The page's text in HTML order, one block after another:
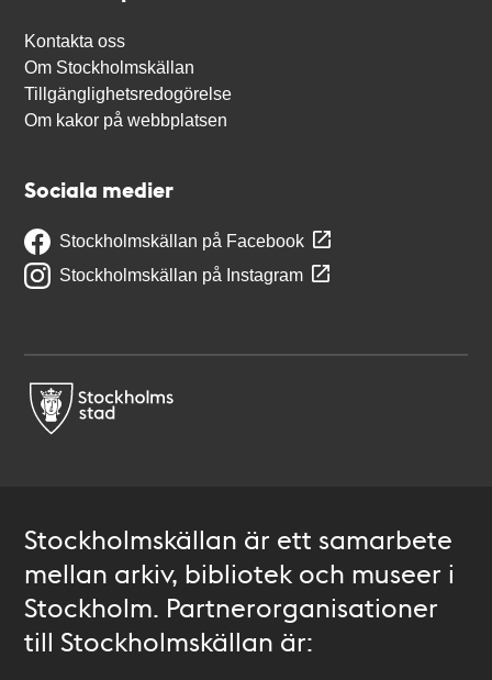
Kontakta oss
Om Stockholmskällan
Tillgänglighetsredogörelse
Om kakor på webbplatsen
Sociala medier
Stockholmskällan på Facebook
Stockholmskällan på Instagram
Stockholmskällan är ett samarbete
mellan arkiv, bibliotek och museer i
Stockholm. Partnerorganisationer
till Stockholmskällan är: